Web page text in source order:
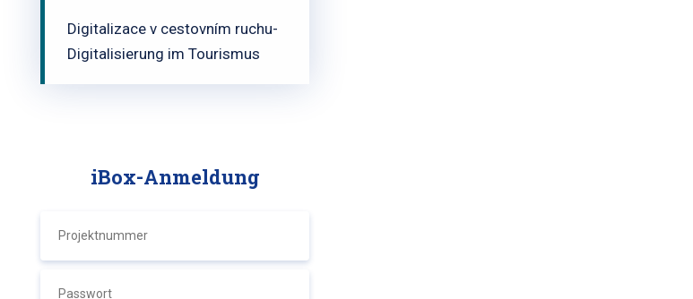
Digitalizace v cestovním ruchu-
Digitalisierung im Tourismus
iBox-Anmeldung